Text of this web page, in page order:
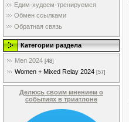
Едим-худеем-тренируемся
Обмен ссылками
Обратная связь
Категории раздела
Men 2024 [48]
Women + Mixed Relay 2024 [57]
Делюсь своим мнением о
событиях в триатлоне